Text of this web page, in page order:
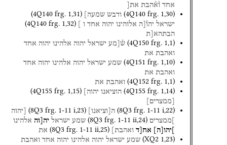
אחד ו֯א֯הבת את[
(4Q140 frg. 1,30) ודבש שמעה] (4Q140 frg. 1,31)
ישראל יהו֯[ה אלוהינו יהוה אחד ו (4Q140 frg. 1,32)
הבתהא[ת
(4Q150 frg. 1,1) ש֯[מע ישראל יהוה אלהינו יהוה אחד
ואהבת את
(4Q151 frg. 1,10) שמע ישראל יהוה אלהינו יהוה אחד
ואהבת את
(4Q152 frg. 1,1) ואהבת את
(4Q155 frg. 1,14) הוציאנו יהוה] (4Q155 frg. 1,15)
ממצרים
(8Q3 frg. 1-11 i,22) ה וציאנו (8Q3 frg. 1-11 i,23)
[יהוה
]ממצרים
(8Q3 frg. 1-11 ii,24) שמע ישראל יה[וה אלהינו
]יהו ה אח[ד ואהבת] (8Q3 frg. 1-11 ii,25) את
(XQ2 1,23) שמע ישראל יהוה אלהינו יהוה אחד ואהבת